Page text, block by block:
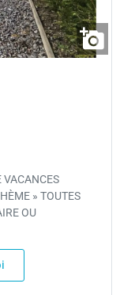
» TOUTES
OU